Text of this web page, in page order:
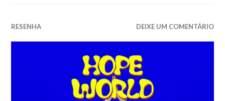
RESENHA DEIXE UM COMENTÁRIO